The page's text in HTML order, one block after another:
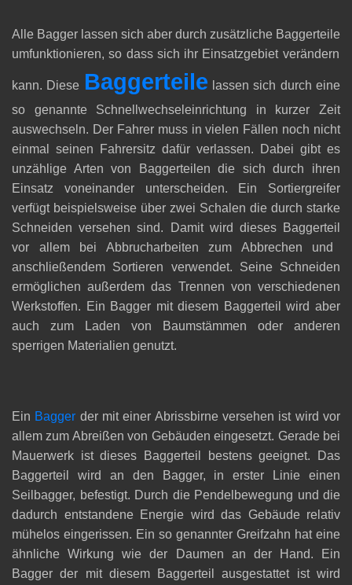
Alle Bagger lassen sich aber durch zusätzliche Baggerteile
umfunktionieren, so dass sich ihr Einsatzgebiet verändern
kann. Diese Baggerteile lassen sich durch eine
so genannte Schnellwechseleinrichtung in kurzer Zeit
auswechseln. Der Fahrer muss in vielen Fällen noch nicht
einmal seinen Fahrersitz dafür verlassen. Dabei gibt es
unzählige Arten von Baggerteilen die sich durch ihren
Einsatz voneinander unterscheiden. Ein Sortiergreifer
verfügt beispielsweise über zwei Schalen die durch starke
Schneiden versehen sind. Damit wird dieses Baggerteil
vor allem bei Abbrucharbeiten zum Abbrechen und
anschließendem Sortieren verwendet. Seine Schneiden
ermöglichen außerdem das Trennen von verschiedenen
Werkstoffen. Ein Bagger mit diesem Baggerteil
wird aber
auch zum Laden von Baumstämmen oder anderen
sperrigen Materialien genutzt.
Ein Bagger der mit einer Abrissbirne versehen ist wird vor
allem zum Abreißen von Gebäuden eingesetzt. Gerade bei
Mauerwerk ist dieses
Baggerteil
bestens geeignet. Das
Baggerteil
wird an den Bagger, in erster Linie einen
Seilbagger, befestigt. Durch die Pendelbewegung und die
dadurch entstandene Energie wird das Gebäude relativ
mühelos eingerissen. Ein so genannter Greifzahn hat eine
ähnliche Wirkung wie der Daumen an der Hand. Ein
Bagger der mit diesem
Baggerteil
ausgestattet ist wird